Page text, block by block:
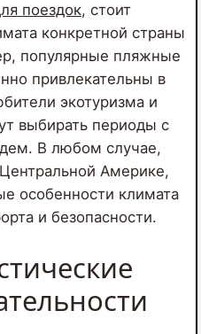
поездок, стоит
конкретной страны
популярные пляжные
привлекательны в
экотуризма и
выбирать периоды с
В любом случае,
Америке,
особенности климата
и безопасности.